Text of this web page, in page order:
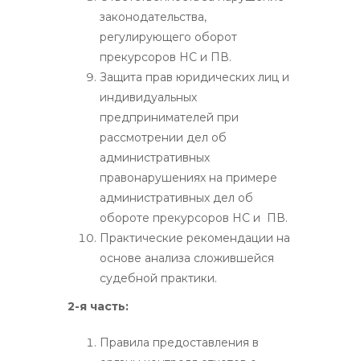
законодательства,
регулирующего оборот
прекурсоров НС и ПВ.
Защита прав юридических лиц и
индивидуальных
предпринимателей при
рассмотрении дел об
административных
правонарушениях на примере
административных дел об
обороте прекурсоров НС и ПВ.
Практические рекомендации на
основе анализа сложившейся
судебной практики.
2-я часть:
Правила предоставления в